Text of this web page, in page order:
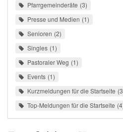
Pfarrgemeinderäte 3
Presse und Medien 1
Senioren 2
Singles 1
Pastoraler Weg 1
Events 1
Kurzmeldungen für die Startseite 3
Top-Meldungen für die Startseite 4